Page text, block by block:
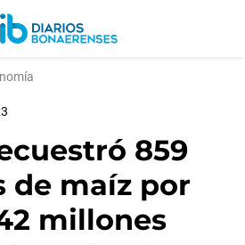
859
de maíz por
millones